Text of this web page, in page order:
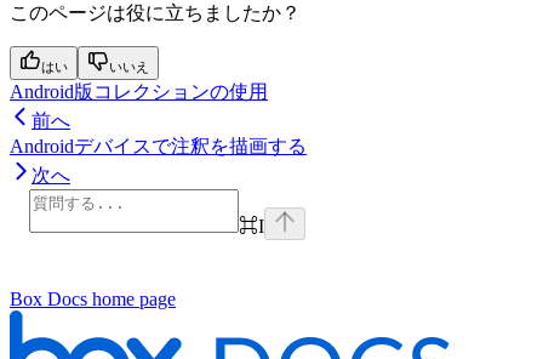
このページは役に立ちましたか？
はい いいえ
Android版コレクションの使用
前へ
Androidデバイスで注釈を描画する
次へ
⌘I
Box Docs home page